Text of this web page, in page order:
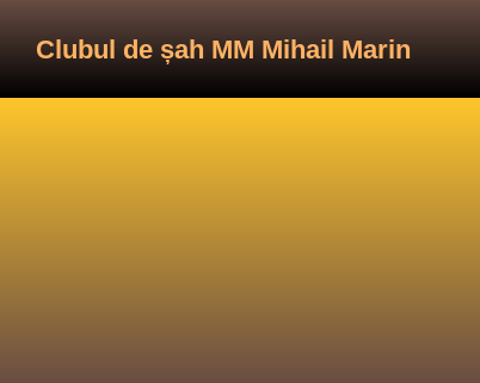
Clubul de șah MM Mihail Marin